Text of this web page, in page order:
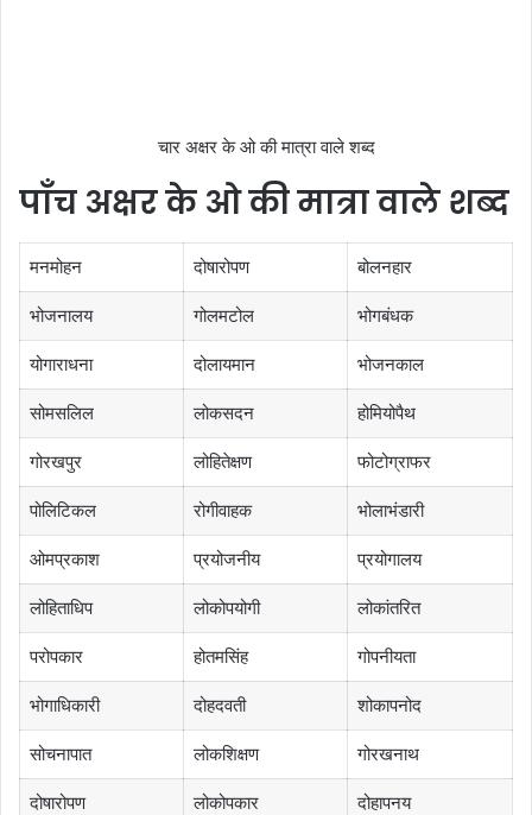
चार अक्षर के ओ की मात्रा वाले शब्द
पाँच अक्षर के ओ की मात्रा वाले शब्द
मनमोहन दोषारोपण बोलनहार
भोजनालय गोलमटोल भोगबंधक
योगाराधना दोलायमान भोजनकाल
सोमसलिल लोकसदन होमियोपैथ
गोरखपुर लोहितेक्षण फोटोग्राफर
पोलिटिकल रोगीवाहक भोलाभंडारी
ओमप्रकाश प्रयोजनीय प्रयोगालय
लोहिताधिप लोकोपयोगी लोकांतरित
परोपकार होतमसिंह गोपनीयता
भोगाधिकारी दोहदवती शोकापनोद
सोचनापात लोकशिक्षण गोरखनाथ
दोषारोपण लोकोपकार दोहापनय